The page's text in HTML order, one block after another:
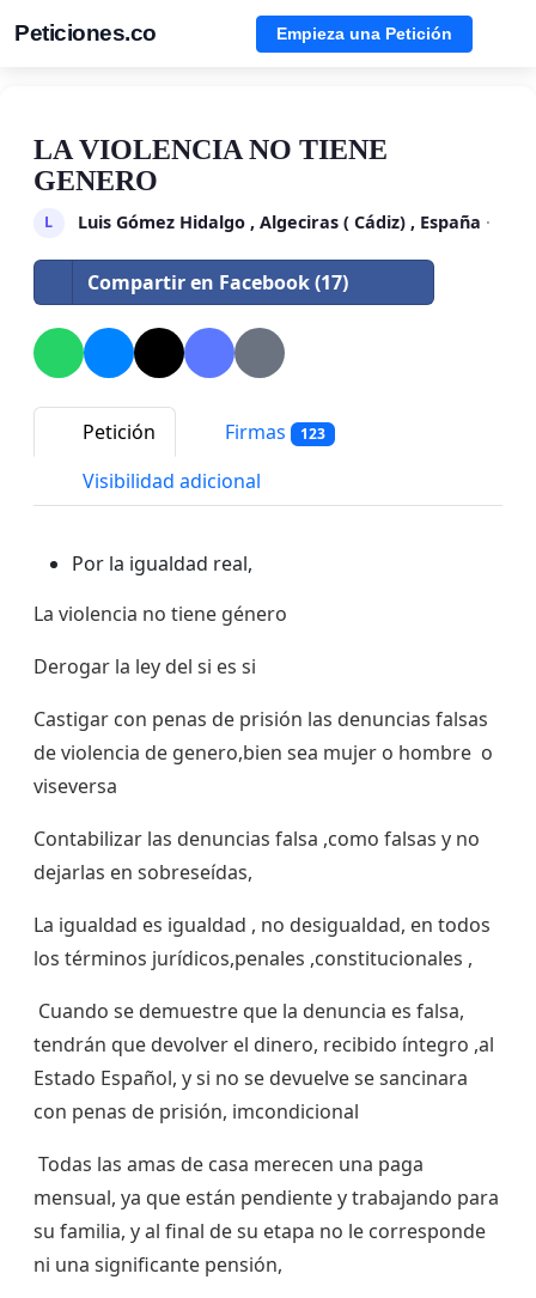
Peticiones.co Empieza una Petición
LA VIOLENCIA NO TIENE
GENERO
L Luis Gómez Hidalgo , Algeciras ( Cádiz) , España ·
Compartir en Facebook (17)
Petición Firmas 123
Visibilidad adicional
Por la igualdad real,
La violencia no tiene género
Derogar la ley del si es si
Castigar con penas de prisión las denuncias falsas
de violencia de genero,bien sea mujer o hombre o
viseversa
Contabilizar las denuncias falsa ,como falsas y no
dejarlas en sobreseídas,
La igualdad es igualdad , no desigualdad, en todos
los términos jurídicos,penales ,constitucionales ,
Cuando se demuestre que la denuncia es falsa,
tendrán que devolver el dinero, recibido íntegro ,al
Estado Español, y si no se devuelve se sancinara
con penas de prisión, imcondicional
Todas las amas de casa merecen una paga
mensual, ya que están pendiente y trabajando para
su familia, y al final de su etapa no le corresponde
ni una significante pensión,